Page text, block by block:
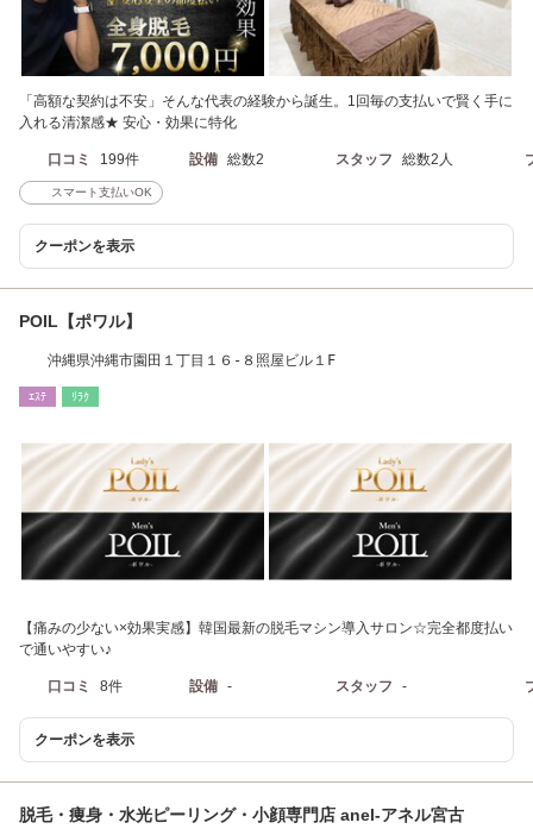
「高額な契約は不安」そんな代表の経験から誕生。1回毎の支払いで賢く手に
入れる清潔感★ 安心・効果に特化
口コミ 199件 設備 総数2 スタッフ 総数2人
スマート支払いOK
クーポンを表示
POIL【ポワル】
沖縄県沖縄市園田１丁目１６-８照屋ビル１F
ｴｽﾃ ﾘﾗｸ
【痛みの少ない×効果実感】韓国最新の脱毛マシン導入サロン☆完全都度払い
で通いやすい♪
口コミ 8件 設備 - スタッフ -
クーポンを表示
脱毛・痩身・水光ピーリング・小顔専門店 anel-アネル宮古